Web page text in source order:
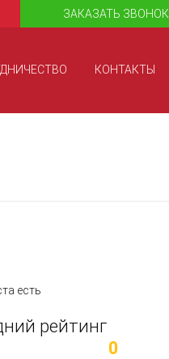
ЗАКАЗАТЬ ЗВОНОК
КОНТАКТЫ
есть
рейтинг
0